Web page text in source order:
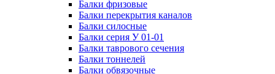
Балки фризовые
Балки перекрытия каналов
Балки силосные
Балки серия У 01-01
Балки таврового сечения
Балки тоннелей
Балки обвязочные